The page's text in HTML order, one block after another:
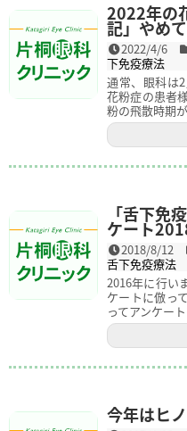
2022年の
記」やめ
2022/4/6
下免疫療法
通常、眼科は
花粉症の患者
粉の飛散時期
「舌下免
ケート
2018/8/12
舌下免疫療法
2016年に行い
ケートに倣っ
ってアンケー
今年はヒ